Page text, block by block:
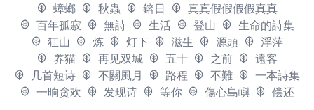
蟑螂
秋蟲 鎔日
真真假假假假真真
百年孤寂
無詩 生活 登山
生命的詩集
狂山
炼 灯下 滋生 源頭
浮萍
养猫
再见双城 五十 之前
遠客
几首短诗
不關風月 路程 不難
一本詩集
一晌贪欢
发现诗 等你 傷心島嶼
偿还